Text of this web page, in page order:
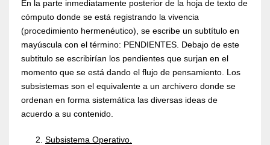
En la parte inmediatamente posterior de la hoja de texto de
cómputo donde se está registrando la vivencia
(procedimiento hermenéutico), se escribe un subtítulo en
mayúscula con el término: PENDIENTES. Debajo de este
subtitulo se escribirían los pendientes que surjan en el
momento que se está dando el flujo de pensamiento. Los
subsistemas son el equivalente a un archivero donde se
ordenan en forma sistemática las diversas ideas de
acuerdo a su contenido.
Subsistema Operativo.